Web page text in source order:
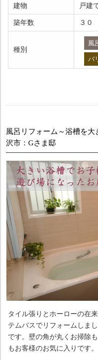
建物 戸建
築年数 ３０
種別
風
バ
風呂リフォーム～浴槽を
沢市：Gさま邸
タイル張りとホーローの在
テムバスでリフォームしま
です。壁の角が丸くお掃除
もお客様のお気に入りです